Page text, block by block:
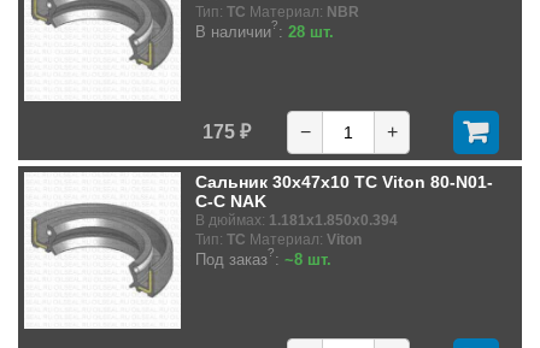
Тип: TC Материал: NBR
В наличии?: 28 шт.
175 ₽ − +
Сальник 30x47x10 TC Viton 80-N01-
C-C NAK
В дюймах: 1.181x1.850x0.394
Тип: TC Материал: Viton
Под заказ?: ~8 шт.